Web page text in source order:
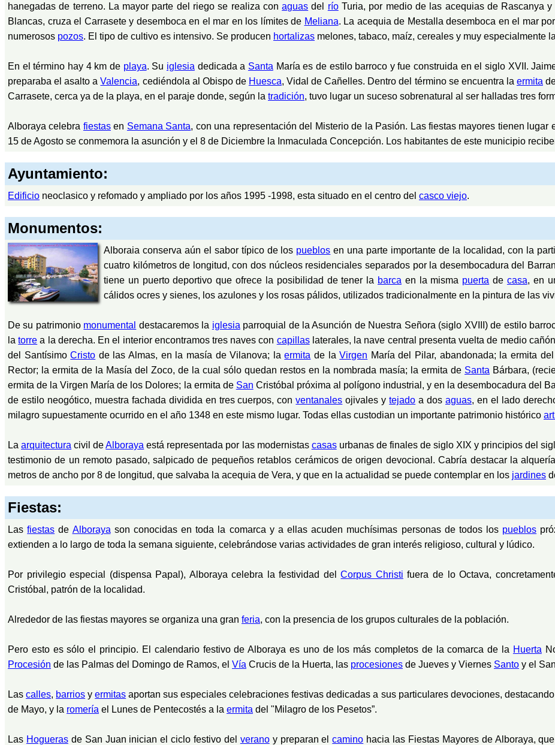
hanegadas de terreno. La mayor parte del riego se realiza conaguas del ríoTuria, por medio de las acequias de Rascanya
Blancas, cruza el Carrasete y desemboca en el mar en los límites de Meliana. La acequia de Mestalla desemboca en el mar
numerosos pozos. El tipo de cultivo es intensivo. Se producen hortalizas melones, tabaco, maíz, cereales y muy especialmente
En el término hay 4 km de playa. Su iglesia dedicada a Santa María es de estilo barroco y fue construida en el siglo XVII.
preparaba el asalto aValencia, cediéndola al Obispo de Huesca, Vidal de Cañelles. Dentro del término se encuentra la ermita
Carrasete, cerca ya de la playa, en el paraje donde, según la tradición, tuvo lugar un suceso sobrenatural al ser halladas tres
Alboraya celebra fiestasen Semana Santa, con una representación del Misterio de la Pasión. Las fiestas mayores tienen lugar
15 de Agosto se conmemora la asunción y el 8 de Diciembre la Inmaculada Concepción. Los habitantes de este municipio
Ayuntamiento:
Edificio neoclasico y refomado y ampliado por los años 1995 -1998, esta situado en el centro del casco viejo.
Monumentos:
Alboraia conserva aún el sabor típico de los pueblos en una parte importante de la localidad, con la
cuatro kilómetros de longitud, con dos núcleos residenciales separados por la desembocadura del
tiene un puerto deportivo que ofrece la posibilidad de tener la barca en la misma puerta de casa, en
cálidos ocres y sienes, los azulones y los rosas pálidos, utilizados tradicionalmente en la pintura de las
De su patrimonio monumental destacaremos la iglesia parroquial de la Asunción de Nuestra Señora (siglo XVIII) de estilo
latorre a la derecha. En el interior encontramos tres naves con capillaslaterales, la nave central presenta vuelta de medio
del SantísimoCristo de las Almas, en la masía de Vilanova; laermita de laVirgen María del Pilar, abandonada; la ermita
Rector; la ermita de la Masía del Zoco, de la cual sólo quedan restos en la nombrada masía; la ermita de Santa Bárbara,
ermita de la Virgen María de los Dolores; la ermita de San Cristóbal próxima al polígono industrial, y en la desembocadura del
de estilo neogótico, muestra fachada dividida en tres cuerpos, conventanales ojivales ytejado a dos aguas, en el lado
milagro supuestamente ocurrido en el año 1348 en este mismo lugar. Todas ellas custodian un importante patrimonio histórico
Laarquitectura civil deAlboraya está representada por las modernistas casasurbanas de finales de siglo XIX y principios del
testimonio de un remoto pasado, salpicado de pequeños retablos cerámicos de origen devocional. Cabría destacar la
metros de ancho por 8 de longitud, que salvaba la acequia de Vera, y que en la actualidad se puede contemplar en los jardines
Fiestas:
Lasfiestas de Alboraya son conocidas en toda la comarca y a ellas acuden muchísimas personas de todos los pueblos
extienden a lo largo de toda la semana siguiente, celebrándose varias actividades de gran interés religioso, cultural y lúdico.
Por privilegio especial (dispensa Papal), Alboraya celebra la festividad delCorpus Christi fuera de lo Octava,
Cristóbal, patrón de la localidad.
Alrededor de las fiestas mayores se organiza una gran feria, con la presencia de los grupos culturales de la población.
Pero esto es sólo el principio. El calendario festivo de Alboraya es uno de los más completos de la comarca de la Huerta
Procesión de las Palmas del Domingo de Ramos, el Vía Crucis de la Huerta, las procesiones de Jueves y Viernes Santo y el
Lascalles, barrios yermitas aportan sus especiales celebraciones festivas dedicadas a sus particulares devociones,
de Mayo, y la romería el Lunes de Pentecostés a la ermita del "Milagro de los Pesetos”.
Las Hoguerasde San Juan inician el ciclo festivo del veranoy preparan elcamino hacia las Fiestas Mayores de Alboraya,